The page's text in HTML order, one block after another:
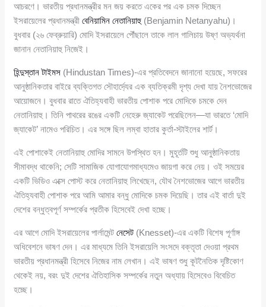
আচরণে। ভারতীয় প্রধানমন্ত্রীর মন জয় করতে একের পর এক চমক দিচ্ছেন
ইসরায়েলের প্রধানমন্ত্রীবেনিয়ামিন নেতানিয়াহু (Benjamin Netanyahu)।
বুধবার (২৬ ফেব্রুয়ারি) মোদি ইসরায়েলে পৌঁছালে তাকে লাল গালিচায় উষ্ণ অভ্যর্থনা
জানান নেতানিয়াহু নিজেই।
হিন্দুস্তান টাইমস (Hindustan Times)-এর প্রতিবেদনে জানানো হয়েছে, সফরের
আনুষ্ঠানিকতার বাইরে ব্যক্তিগত সৌহার্দ্যের এক ব্যতিক্রমী দৃশ্য দেখা যায় নৈশভোজের
আয়োজনে। বুধবার রাতে ঐতিহ্যবাহী ভারতীয় পোশাক পরে মোদিকে চমকে দেন
নেতানিয়াহু। তিনি পাথরের রঙের একটি নেহেরু জ্যাকেট পরেছিলেন—যা ভারতে ‘মোদি
জ্যাকেট’ নামেও পরিচিত। এর সঙ্গে ছিল লম্বা হাতার কুর্তা-স্টাইলের শার্ট।
এই পোশাকেই নেতানিয়াহু মোদির সামনে উপস্থিত হন। মুহূর্তটি শুধু আনুষ্ঠানিকতায়
সীমাবদ্ধ থাকেনি; সেটি সামাজিক যোগাযোগমাধ্যমেও জায়গা করে নেয়। ওই সময়ের
একটি ভিডিও এক্সে পোস্ট করে নেতানিয়াহু লিখেছেন, যৌথ নৈশভোজের আগে ভারতীয়
ঐতিহ্যবাহী পোশাক পরে আমি আমার বন্ধু মোদিকে চমক দিয়েছি। তার এই বার্তা দুই
দেশের বন্ধুত্বপূর্ণ সম্পর্কের প্রতীক হিসেবেই দেখা হচ্ছে।
এর আগে মোদি ইসরায়েলের পার্লামেন্টনেসেট (Knesset)-এর একটি বিশেষ পূর্ণাঙ্গ
অধিবেশনে ভাষণ দেন। এর মাধ্যমে তিনি ইসরায়েলি সংসদে বক্তৃতা দেওয়া প্রথম
ভারতীয় প্রধানমন্ত্রী হিসেবে নিজের নাম লেখান। এই ভাষণ শুধু কূটনৈতিক দৃষ্টিকোণ
থেকেই নয়, বরং দুই দেশের ঐতিহাসিক সম্পর্কের নতুন অধ্যায় হিসেবেও বিবেচিত
হচ্ছে।